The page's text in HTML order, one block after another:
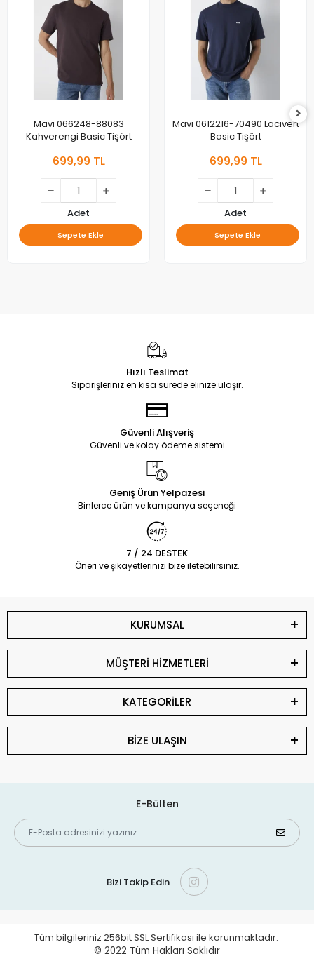
Mavi 066248-88083
Kahverengi Basic Tişört
699,99 TL
Adet
Sepete Ekle
Mavi 0612216-70490 Lacivert
Basic Tişört
699,99 TL
Adet
Sepete Ekle
Hızlı Teslimat
Siparişleriniz en kısa sürede elinize ulaşır.
Güvenli Alışveriş
Güvenli ve kolay ödeme sistemi
Geniş Ürün Yelpazesi
Binlerce ürün ve kampanya seçeneği
7 / 24 DESTEK
Öneri ve şikayetlerinizi bize iletebilirsiniz.
KURUMSAL
MÜŞTERİ HİZMETLERİ
KATEGORİLER
BİZE ULAŞIN
E-Bülten
Bizi Takip Edin
Tüm bilgileriniz 256bit SSL Sertifikası ile korunmaktadır.
© 2022 Tüm Hakları Saklıdır